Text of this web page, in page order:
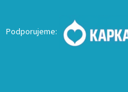
Podporujeme: